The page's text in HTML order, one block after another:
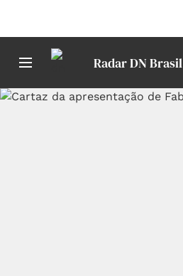
Radar DN Brasil